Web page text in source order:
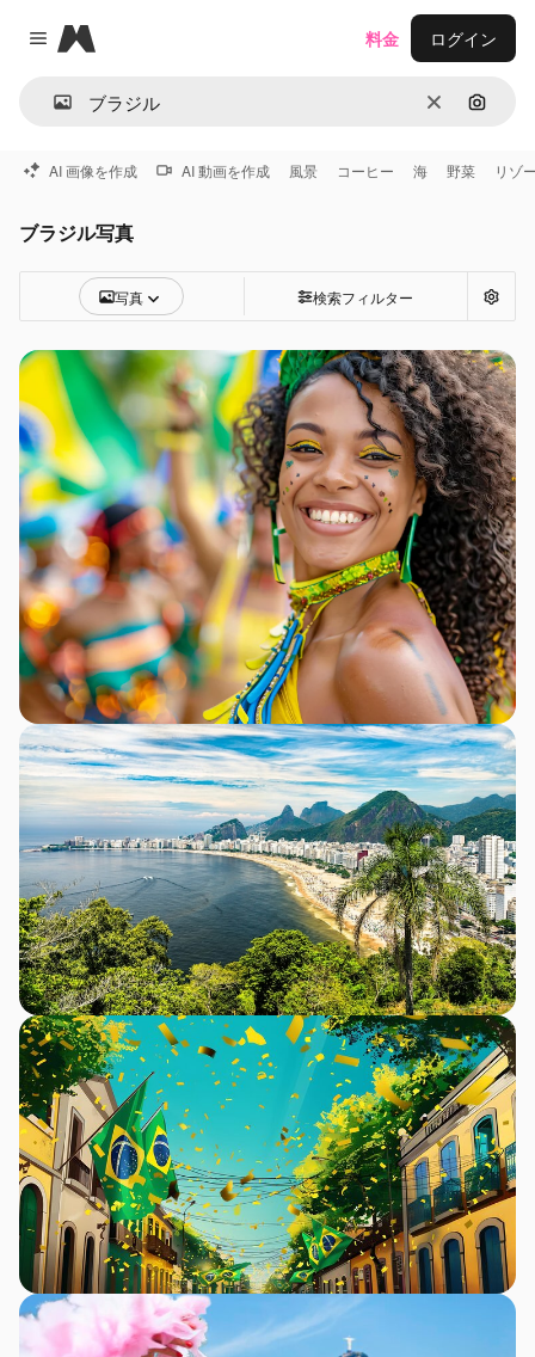
Close menu
Magnific
消去 画像で
料金 ログイン
AI 画像を作成 AI 動画を作成 風景 コーヒー 海 野菜 リゾ
ブラジル写真
写真 検索フィルター